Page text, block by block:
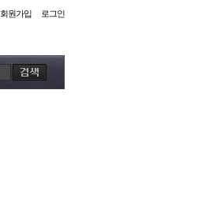
회원가입 로그인